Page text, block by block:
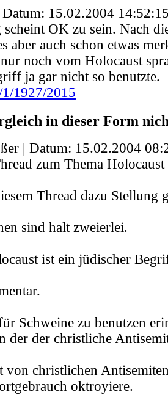
15.02.2004
OK zu sein. Nach
aber auch schon etwas
noch vom Holocaust
ja gar nicht so benutzte.
1927/2015
in dieser Form
| Datum: 15.02.2004
zum Thema Holocaust
Thread dazu Stellung
sind halt zweierlei.
ist ein jüdischer
Schweine zu benutzen
der der christliche
von christlichen
oktroyiere.